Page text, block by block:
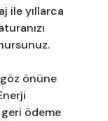
ile yıllarca
göz önüne
ödeme